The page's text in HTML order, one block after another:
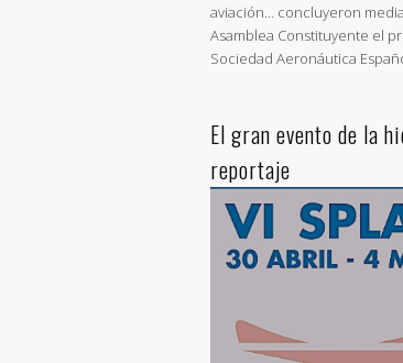
aviación… concluyeron
Asamblea Constituyente el
Sociedad Aeronáutica
El gran evento de la
reportaje